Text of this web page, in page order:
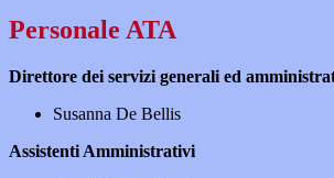
Personale ATA
Direttore dei servizi generali ed
Susanna De Bellis
Assistenti Amministrativi